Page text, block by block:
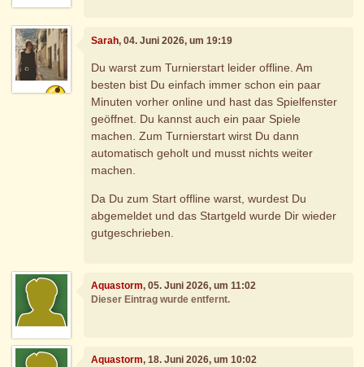
Sarah, 04. Juni 2026, um 19:19
Du warst zum Turnierstart leider offline. Am
besten bist Du einfach immer schon ein paar
Minuten vorher online und hast das Spielfenster
geöffnet. Du kannst auch ein paar Spiele
machen. Zum Turnierstart wirst Du dann
automatisch geholt und musst nichts weiter
machen.
Da Du zum Start offline warst, wurdest Du
abgemeldet und das Startgeld wurde Dir wieder
gutgeschrieben.
Aquastorm, 05. Juni 2026, um 11:02
Dieser Eintrag wurde entfernt.
Aquastorm, 18. Juni 2026, um 10:02